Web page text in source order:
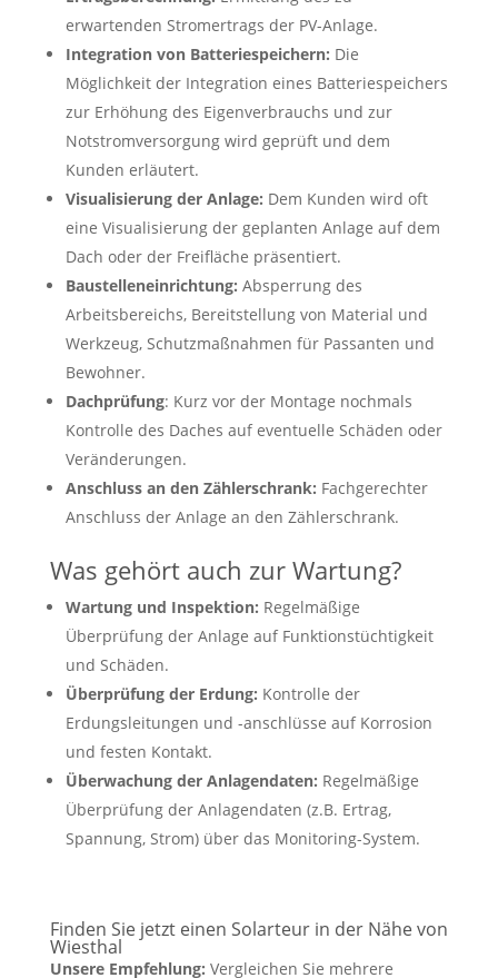
erwartenden Stromertrags der PV-Anlage.
Integration von Batteriespeichern: Die
Möglichkeit der Integration eines Batteriespeichers
zur Erhöhung des Eigenverbrauchs und zur
Notstromversorgung wird geprüft und dem
Kunden erläutert.
Visualisierung der Anlage: Dem Kunden wird oft
eine Visualisierung der geplanten Anlage auf dem
Dach oder der Freifläche präsentiert.
Baustelleneinrichtung: Absperrung des
Arbeitsbereichs, Bereitstellung von Material und
Werkzeug, Schutzmaßnahmen für Passanten und
Bewohner.
Dachprüfung: Kurz vor der Montage nochmals
Kontrolle des Daches auf eventuelle Schäden oder
Veränderungen.
Anschluss an den Zählerschrank: Fachgerechter
Anschluss der Anlage an den Zählerschrank.
Was gehört auch zur Wartung?
Wartung und Inspektion: Regelmäßige
Überprüfung der Anlage auf Funktionstüchtigkeit
und Schäden.
Überprüfung der Erdung: Kontrolle der
Erdungsleitungen und -anschlüsse auf Korrosion
und festen Kontakt.
Überwachung der Anlagendaten: Regelmäßige
Überprüfung der Anlagendaten (z.B. Ertrag,
Spannung, Strom) über das Monitoring-System.
Finden Sie jetzt einen Solarteur in der Nähe von
Wiesthal
Unsere Empfehlung: Vergleichen Sie mehrere